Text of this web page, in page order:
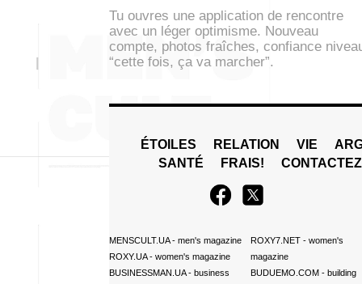
Tu ouvres une application de rencontre
avec un léger optimisme. Nouveau
compte, photos fraîches, confiance
“cette fois, ça va marcher”.
ÉTOILES RELATION VIE
SANTÉ
FRAIS!
MENSCULT.UA- men's magazine
ROXY.UA- women's magazine
BUSINESSMAN.UA- business
ROXY7.NET- women's
magazine
BUDUEMO.COM- building